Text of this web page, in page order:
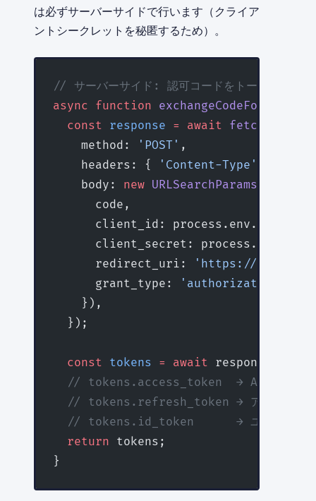
は必ずサーバーサイドで行います（クライア
ントシークレットを秘匿するため）。
// サーバーサイド: 認可コードをトークンに交換
async function exchangeCodeForTokens
  const
response = await fetch
    method:
'POST' ,
    headers: {
'Content-Type'
    body:
new URLSearchParams
      code,
      client_id: process.env.
      client_secret: process.env.
      redirect_uri:
'https://
      grant_type:
    }),
  });
  const
tokens = await response.
// tokens.access_token  → APIアクセ
// tokens.refresh_token → アクセストー
// tokens.id_token      → ユーザー情
  return
tokens;
}